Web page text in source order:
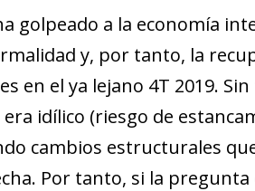
golpeado a la economía
y, por tanto, la
en el ya lejano 4T 2019.
idílico (riesgo de
cambios estructurales
Por tanto, si la